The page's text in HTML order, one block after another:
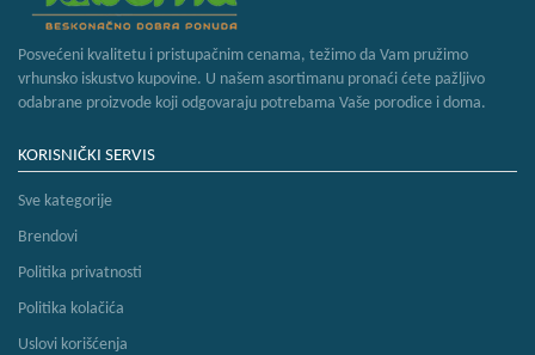
Posvećeni kvalitetu i pristupačnim cenama, težimo da Vam pružimo
vrhunsko iskustvo kupovine. U našem asortimanu pronaći ćete pažljivo
odabrane proizvode koji odgovaraju potrebama Vaše porodice i doma.
KORISNIČKI SERVIS
Sve kategorije
Brendovi
Politika privatnosti
Politika kolačića
Uslovi korišćenja